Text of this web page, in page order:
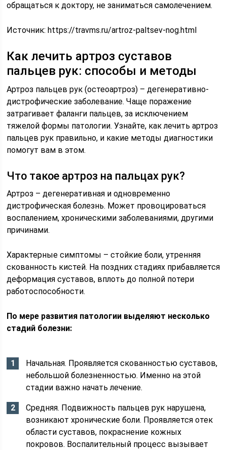
обращаться к доктору, не заниматься самолечением.
Источник:https://travms.ru/artroz-paltsev-nog.html
Как лечить артроз суставов
пальцев рук: способы и методы
Артроз пальцев рук (остеоартроз) – дегенеративно-
дистрофические заболевание. Чаще поражение
затрагивает фаланги пальцев, за исключением
тяжелой формы патологии. Узнайте, как лечить артроз
пальцев рук правильно, и какие методы диагностики
помогут вам в этом.
Что такое артроз на пальцах рук?
Артроз – дегенеративная и одновременно
дистрофическая болезнь. Может провоцироваться
воспалением, хроническими заболеваниями, другими
причинами.
Характерные симптомы – стойкие боли, утренняя
скованность кистей. На поздних стадиях прибавляется
деформация суставов, вплоть до полной потери
работоспособности.
По мере развития патологии выделяют несколько
стадий болезни:
Начальная. Проявляется скованностью суставов,
небольшой болезненностью. Именно на этой
стадии важно начать лечение.
Средняя. Подвижность пальцев рук нарушена,
возникают хронические боли. Проявляется отек
области суставов, покраснение кожных
покровов. Воспалительный процесс вызывает